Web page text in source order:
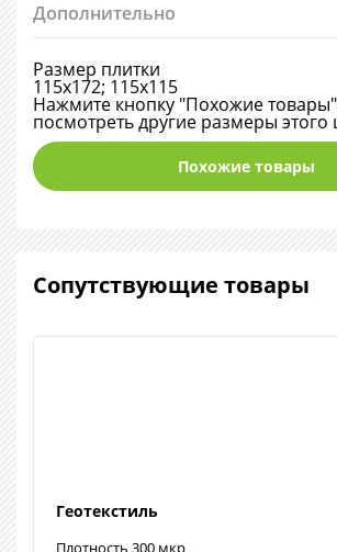
Дополнительно
Размер плитки
115х172; 115х115
Нажмите кнопку "Похожие
посмотреть другие размеры этого
Похожие товары
Сопутствующие товары
Геотекстиль
Плотность 300 мкр